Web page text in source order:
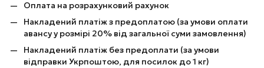
Оплата на розрахунковий рахунок
Накладений платіж з предоплатою (за умови оплати
авансу у розмірі 20% від загальної суми замовлення)
Накладений платіж без предоплати (за умови
відправки Укрпоштою, для посилок до 1 кг)